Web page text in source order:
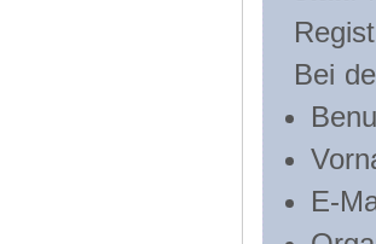
Bei
E-